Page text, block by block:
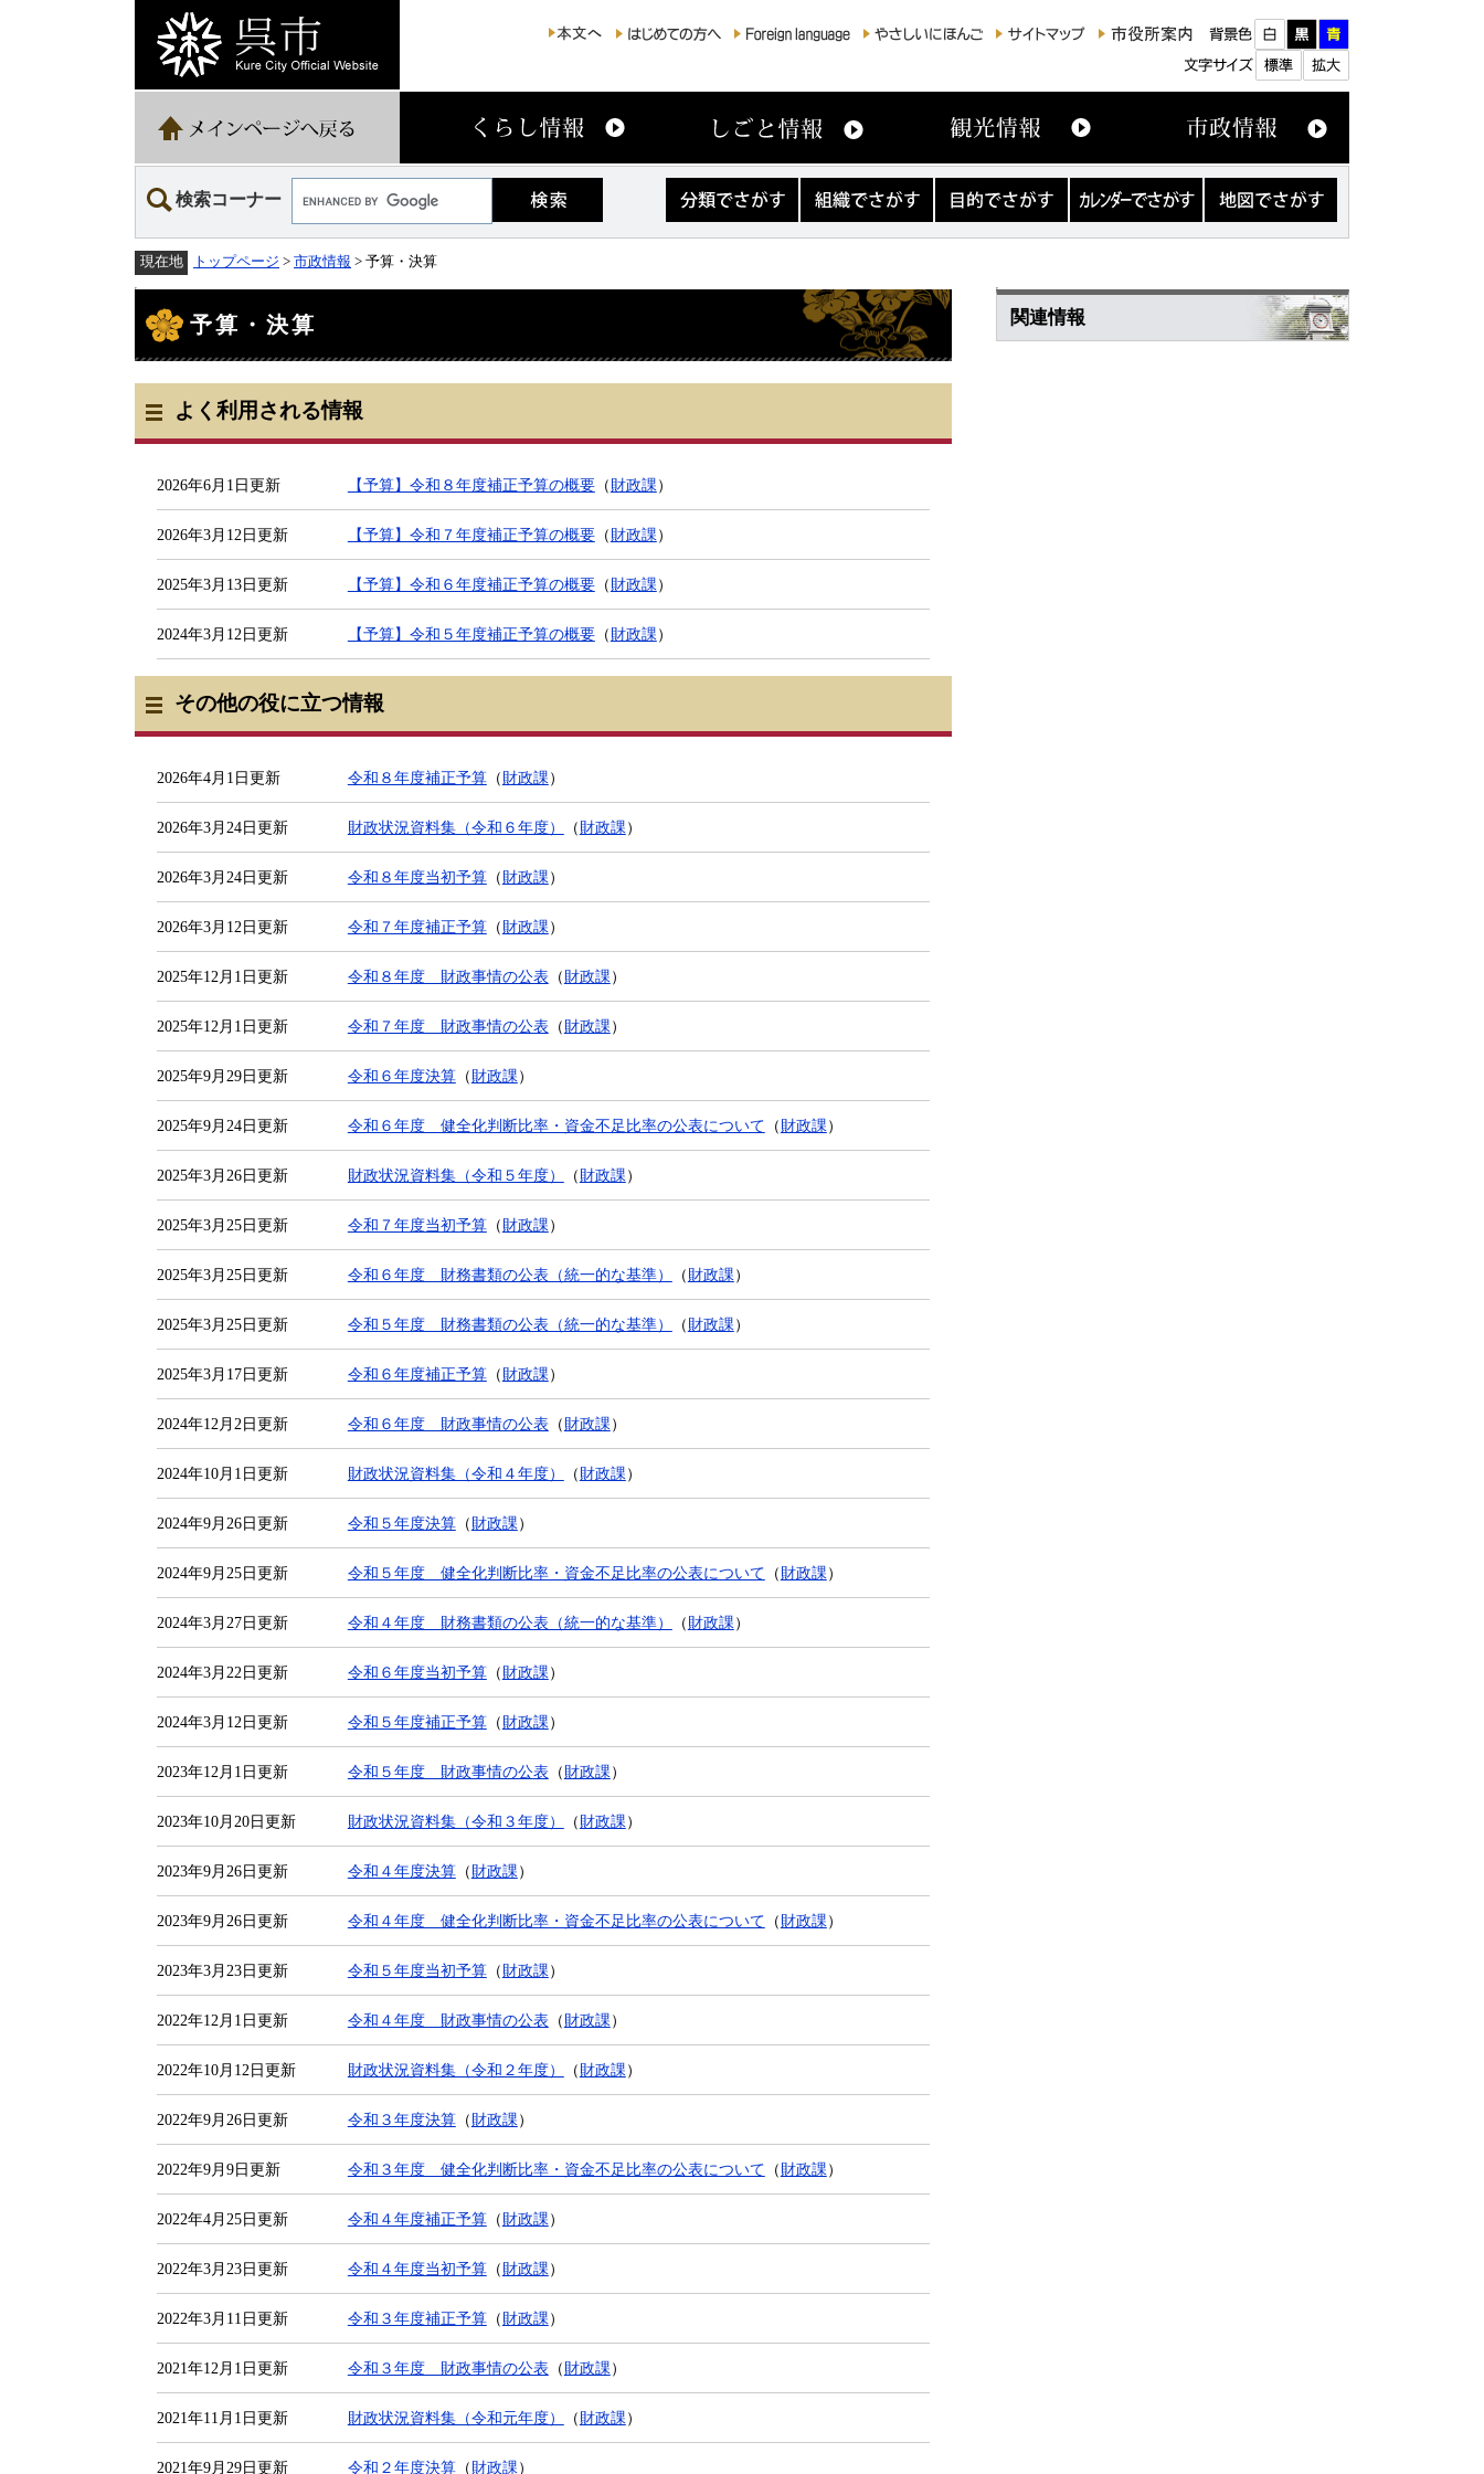
検索コーナー
カ
ス
ム
検
索
す
織
す
す
レ
で
さ
図
す
現在地 トップページ > 市政情報 > 予算・決算
予算・決算
よく利用される情報
2026年6月1日更新 【予算】令和８年度補正予算の概要（財政課）
2026年3月12日更新 【予算】令和７年度補正予算の概要（財政課）
2025年3月13日更新 【予算】令和６年度補正予算の概要（財政課）
2024年3月12日更新 【予算】令和５年度補正予算の概要（財政課）
その他の役に立つ情報
2026年4月1日更新 令和８年度補正予算（財政課）
2026年3月24日更新 財政状況資料集（令和６年度） （財政課）
2026年3月24日更新 令和８年度当初予算（財政課）
2026年3月12日更新 令和７年度補正予算（財政課）
2025年12月1日更新 令和８年度 財政事情の公表（財政課）
2025年12月1日更新 令和７年度 財政事情の公表（財政課）
2025年9月29日更新 令和６年度決算（財政課）
2025年9月24日更新 令和６年度 健全化判断比率・資金不足比率の公表について （財政課）
2025年3月26日更新 財政状況資料集（令和５年度） （財政課）
2025年3月25日更新 令和７年度当初予算（財政課）
2025年3月25日更新 令和６年度 財務書類の公表（統一的な基準） （財政課）
2025年3月25日更新 令和５年度 財務書類の公表（統一的な基準） （財政課）
2025年3月17日更新 令和６年度補正予算（財政課）
2024年12月2日更新 令和６年度 財政事情の公表（財政課）
2024年10月1日更新 財政状況資料集（令和４年度） （財政課）
2024年9月26日更新 令和５年度決算（財政課）
2024年9月25日更新 令和５年度 健全化判断比率・資金不足比率の公表について （財政課）
2024年3月27日更新 令和４年度 財務書類の公表（統一的な基準） （財政課）
2024年3月22日更新 令和６年度当初予算（財政課）
2024年3月12日更新 令和５年度補正予算（財政課）
2023年12月1日更新 令和５年度 財政事情の公表（財政課）
2023年10月20日更新 財政状況資料集（令和３年度） （財政課）
2023年9月26日更新 令和４年度決算（財政課）
2023年9月26日更新 令和４年度 健全化判断比率・資金不足比率の公表について （財政課）
2023年3月23日更新 令和５年度当初予算（財政課）
2022年12月1日更新 令和４年度 財政事情の公表（財政課）
2022年10月12日更新 財政状況資料集（令和２年度） （財政課）
2022年9月26日更新 令和３年度決算（財政課）
2022年9月9日更新 令和３年度 健全化判断比率・資金不足比率の公表について （財政課）
2022年4月25日更新 令和４年度補正予算（財政課）
2022年3月23日更新 令和４年度当初予算（財政課）
2022年3月11日更新 令和３年度補正予算（財政課）
2021年12月1日更新 令和３年度 財政事情の公表（財政課）
2021年11月1日更新 財政状況資料集（令和元年度） （財政課）
2021年9月29日更新 令和２年度決算（財政課）
関連情報